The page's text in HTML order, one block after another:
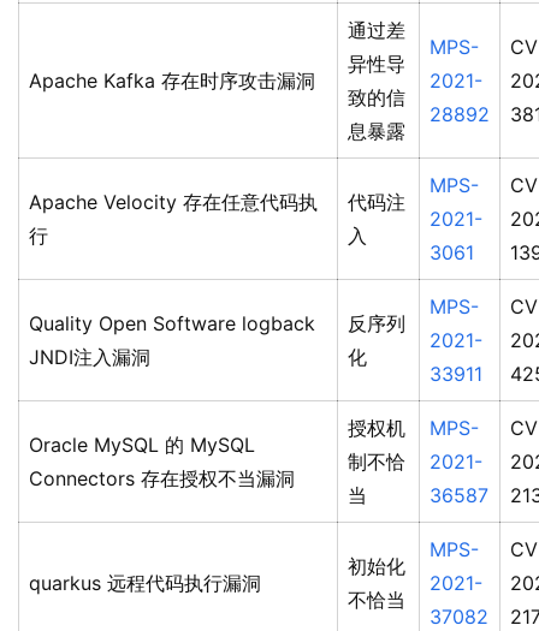
Apache Kafka 存在时序攻击漏洞
通过差
异性导
致的信
息暴露
MPS-
2021-
28892
Apache Velocity 存在任意代码执
行
代码注
入
MPS-
2021-
3061
Quality Open Software logback
JNDI注入漏洞
反序列
化
MPS-
2021-
33911
Oracle MySQL 的 MySQL
Connectors 存在授权不当漏洞
授权机
制不恰
当
MPS-
2021-
36587
quarkus 远程代码执行漏洞
初始化
不恰当
MPS-
2021-
37082